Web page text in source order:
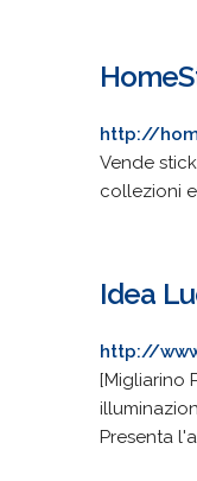
http://
Vende
collezioni
Idea
http://
[Migliarino
Presenta